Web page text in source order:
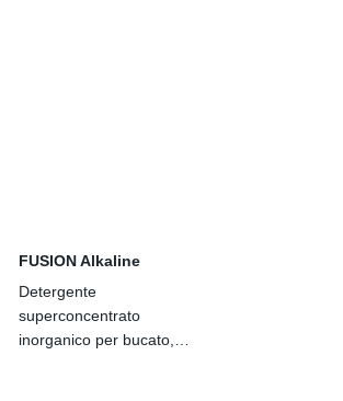
FUSION Alkaline
Detergente
superconcentrato
inorganico per bucato,